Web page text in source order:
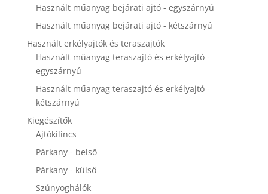
Használt műanyag bejárati ajtó - egyszárnyú
Használt műanyag bejárati ajtó - kétszárnyú
Használt erkélyajtók és teraszajtók
Használt műanyag teraszajtó és erkélyajtó -
egyszárnyú
Használt műanyag teraszajtó és erkélyajtó -
kétszárnyú
Kiegészítők
Ajtókilincs
Párkany - belső
Párkany - külső
Szúnyoghálók
interests and
behavior as
you visit our
site, you
increase the
personalized